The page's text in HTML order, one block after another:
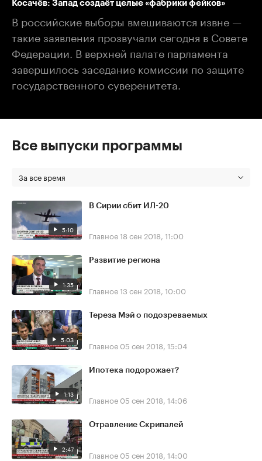
Косачёв: Запад создаёт целые «фабрики фейков»
В российские выборы вмешиваются извне —
такие заявления прозвучали сегодня в Совете
Федерации. В верхней палате парламента
завершилось заседание комиссии по защите
государственного суверенитета.
Все выпуски программы
За все время
5:10
В Сирии сбит ИЛ-20
Главное18 сен 2018, 11:00
1:35
Развитие региона
Главное13 сен 2018, 10:00
5:03
Тереза Мэй о подозреваемых
Главное 05 сен 2018, 15:04
1:13
Ипотека подорожает?
Главное 05 сен 2018, 14:06
2:47
Отравление Скрипалей
Главное 05 сен 2018, 14:00